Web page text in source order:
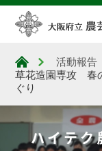
大阪府立農芸
活動報告
草花造園専攻 春
ぐり
ハイテ